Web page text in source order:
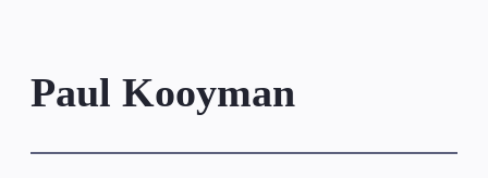
Paul Kooyman